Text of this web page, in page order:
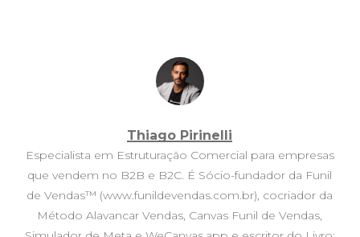
Thiago Pirinelli
Especialista em Estruturação Comercial para empresas
que vendem no B2B e B2C. É Sócio-fundador da Funil
de Vendas™ (www.funildevendas.com.br), cocriador da
Método Alavancar Vendas, Canvas Funil de Vendas,